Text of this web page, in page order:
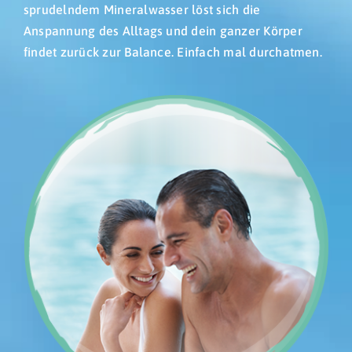
sprudelndem Mineralwasser löst sich die
Anspannung des Alltags und dein ganzer Körper
findet zurück zur Balance. Einfach mal durchatmen.